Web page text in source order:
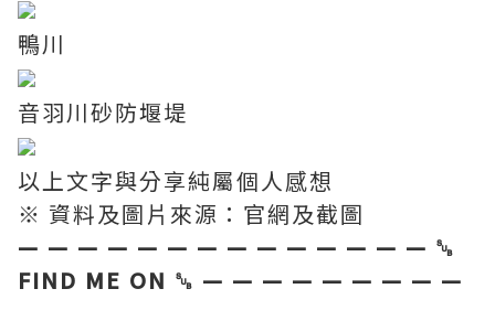
鴨川
音羽川砂防堰堤
以上文字與分享純屬個人感想
※ 資料及圖片來源：官網及截圖
— — — — — — — — — — — — — — ␚
FIND ME ON ␚ — — — — — — — — —